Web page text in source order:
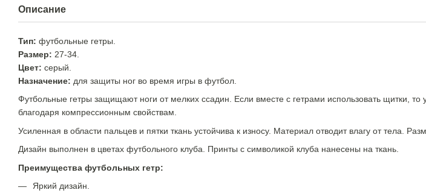
Описание
Тип: футбольные гетры.
Размер: 27-34
Цвет: серый.
Назначение: для защиты ног во время игры в футбол.
Футбольные гетры защищают ноги от мелких ссадин. Если вместе с гетрами использовать щитки,
благодаря компрессионным свойствам.
Усиленная в области пальцев и пятки ткань устойчива к износу. Материал отводит влагу от тела.
Дизайн выполнен в цветах футбольного клуба. Принты с символикой клуба нанесены на ткань.
Преимущества футбольных гетр:
Яркий дизайн.